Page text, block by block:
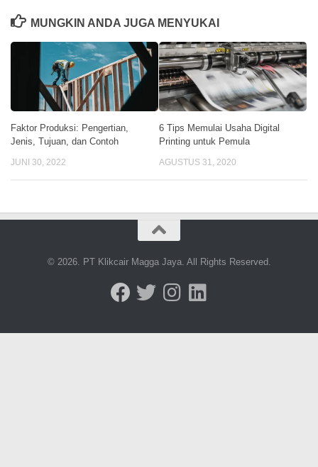
MUNGKIN ANDA JUGA MENYUKAI
Faktor Produksi: Pengertian,
Jenis, Tujuan, dan Contoh
JUNI 30, 2022
6 Tips Memulai Usaha Digital
Printing untuk Pemula
AGUSTUS 31, 2020
© 2026. PT Klikcair Magga Jaya. All Rights Reserved.